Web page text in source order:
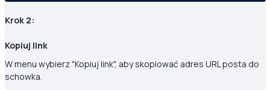
Krok 2:
Kopiuj link
W menu wybierz "Kopiuj link", aby skopiować adres URL posta do
schowka.